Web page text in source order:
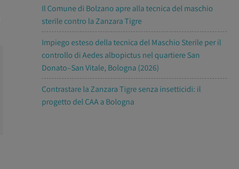
Il Comune di Bolzano apre alla tecnica del maschio
sterile contro la Zanzara Tigre
Impiego esteso della tecnica del Maschio Sterile per il
controllo di Aedes albopictus nel quartiere San
Donato–San Vitale, Bologna (2026)
Contrastare la Zanzara Tigre senza insetticidi: il
progetto del CAA a Bologna